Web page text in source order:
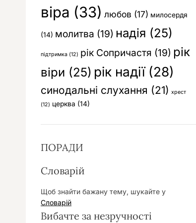
віра (33) любов (17) милосердя
(14) молитва (19) надія (25)
підтримка (12) рік Сопричастя (19) рік
віри (25) рік надії(28)
синодальні слухання (21) хрест
(12) церква (14)
ПОРАДИ
Словарій
Щоб знайти бажану тему, шукайте у
Словарій
Вибачте за незручності